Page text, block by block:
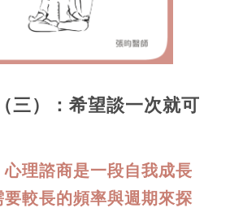
三）：希望談一次就可
心理諮商是一段自我成長
要較長的頻率與週期來探